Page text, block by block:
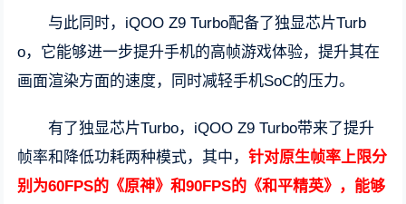
与此同时，iQOO Z9 Turbo配备了独显芯片Turb
o，它能够进一步提升手机的高帧游戏体验，提升其在
画面渲染方面的速度，同时减轻手机SoC的压力。
有了独显芯片Turbo，iQOO Z9 Turbo带来了提升
帧率和降低功耗两种模式，其中，针对原生帧率上限分
别为60FPS的《原神》和90FPS的《和平精英》，能够